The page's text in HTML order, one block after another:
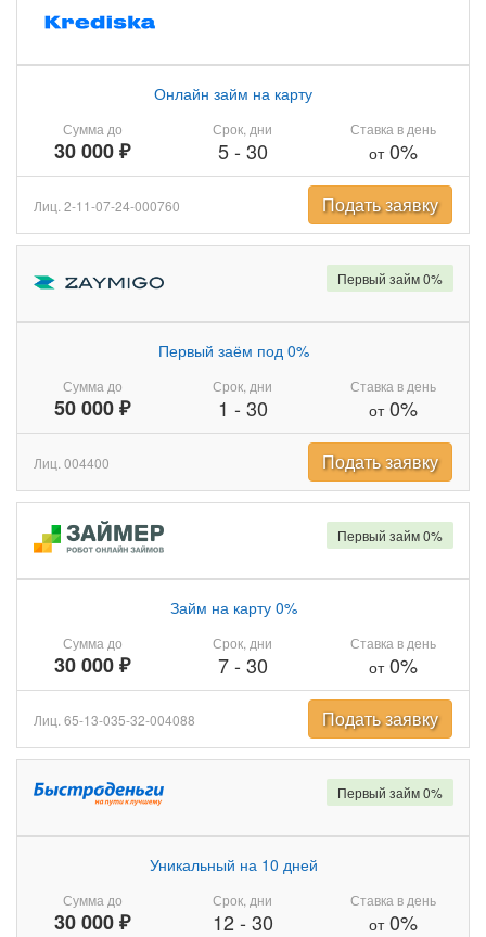
Сумма до
30 000 ₽
Онлайн займ на карту
Срок, дни
5- 30
Ставка в день
от0%
Лиц. 2-11-07-24-000760 Подать заявку
Сумма до
50 000 ₽
Первый заём под 0%
Срок, дни
1 - 30
Ставка в день
от0%
Первый займ 0%
Лиц. 004400 Подать заявку
Сумма до
30 000 ₽
Займ на карту 0%
Срок, дни
7- 30
Ставка в день
от0%
Первый займ 0%
Лиц. 65-13-035-32-004088 Подать заявку
Сумма до
30 000 ₽
Уникальный на 10 дней
Срок, дни
12- 30
Ставка в день
от0%
Первый займ 0%